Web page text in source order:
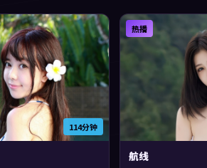
114分钟
热播
航线